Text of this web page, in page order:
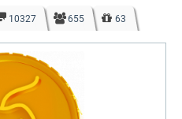
10327 655 63